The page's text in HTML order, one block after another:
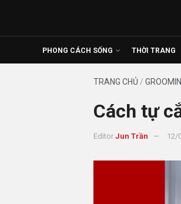
PHONG CÁCH SỐNG THỜI TRANG
TRANG CHỦ/
Cách tự
Editor Jun Trần 12/